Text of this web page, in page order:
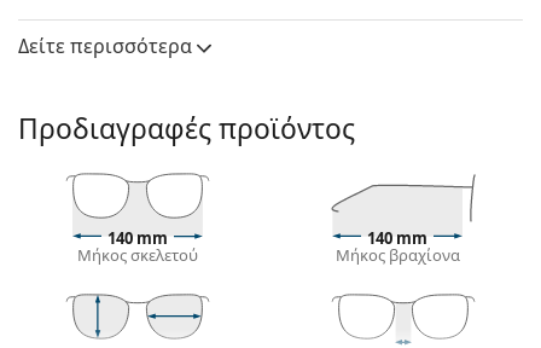
Ray-Ban RB4386 6650AF 54
με τη λειτουργία του Εικονικού καθρέφτη του
Lentiamo.
Σκελετός γυαλιών ηλίου
Το γκρι χρώμα του σκελετού ταιριάζει απόλυτα με
ένα δροσερό χρώμα δέρματος και με κόκκινα,
Οιορθογώνιοι σκελετοί γυαλιών ηλίουείναι
ιδανική επιλογή για όσους έχουν οβάλ ή
Δείτε περισσότερα
Προδιαγραφές προϊόντος
140 mm
Μήκος σκελετού
140 mm
Μήκος βραχίονα